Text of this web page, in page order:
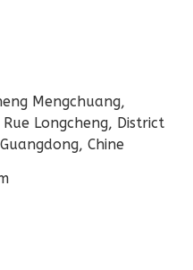
Mengchuang,
Longcheng, District
Chine